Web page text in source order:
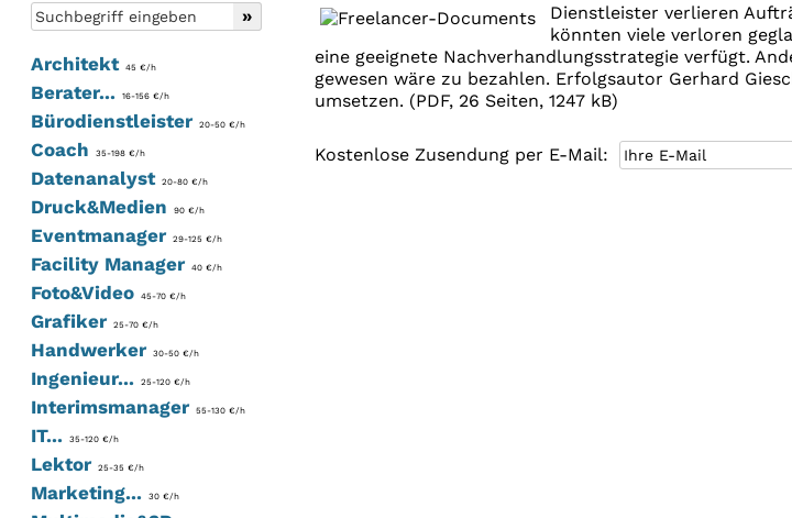
Architekt45 €/h
Berater...16-156 €/h
Bürodienstleister 20-50 €/h
Coach 35-198 €/h
Datenanalyst20-80 €/h
Druck&Medien 90 €/h
Eventmanager 29-125 €/h
Facility Manager 40 €/h
Foto&Video45-70 €/h
Grafiker 25-70 €/h
Handwerker 30-50 €/h
Ingenieur...25-120 €/h
Interimsmanager 55-130 €/h
IT...35-120 €/h
Lektor 25-35 €/h
Marketing...30 €/h
Dienstleister verlieren
könnten viele verloren
eine geeignete Nachverhandlungsstrategie verfügt.
gewesen wäre zu bezahlen. Erfolgsautor Gerhard
umsetzen. (PDF, 26 Seiten, 1247 kB)
Kostenlose Zusendung per E-Mail: